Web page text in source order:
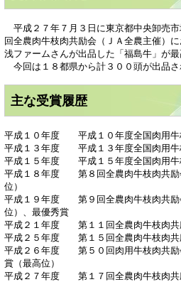
平成２７年７月３日に東京都中央卸売
回全農肉牛枝肉共励会（ＪＡ全農主催）
浅ファームさんが出品した「福島牛」が
今回は１８都県から計３００頭が出品さ
主な受賞履歴
平成１０年度 平成１０年度全国肉用牛
平成１３年度 平成１３年度全国肉用
平成１５年度 平成１５年度全国肉用
平成１８年度 第８回全農肉牛
位）
平成１９年度 第９回全農肉牛
位）、最優秀賞
平成２１年度 第１１回全農肉牛
平成２５年度 第１５回全農肉牛
平成２６年度 第５０回肉用牛
賞（最高位）
平成２７年度 第１７回全農肉牛